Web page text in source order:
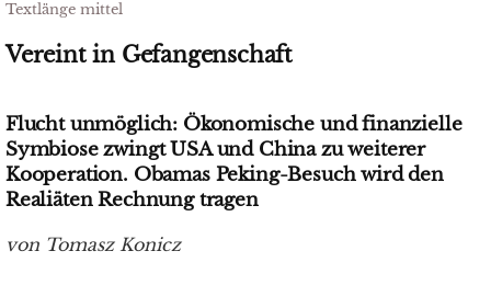
Textlänge mittel
Vereint in Gefangenschaft
Flucht unmöglich: Ökonomische und finanzielle
Symbiose zwingt USA und China zu weiterer
Kooperation. Obamas Peking-Besuch wird den
Realiäten Rechnung tragen
von Tomasz Konicz